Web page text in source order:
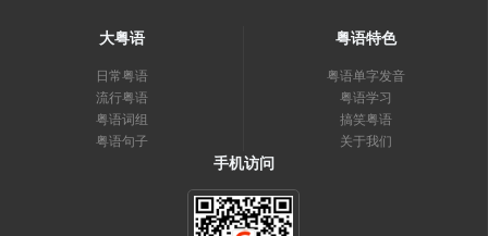
大粤语
日常粤语
流行粤语
粤语词组
粤语句子
粤语特色
粤语单字发音
粤语学习
搞笑粤语
关于我们
手机访问